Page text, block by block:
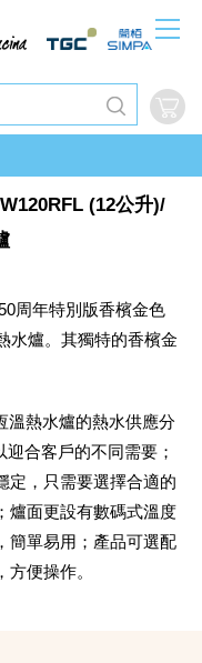
(12公升)/
周年特別版香檳金色
水爐。其獨特的香檳金
溫熱水爐的熱水供應分
合客戶的不同需要；
定，只需要選擇合適的
爐面更設有數碼式溫度
簡單易用；產品可選配
便操作。